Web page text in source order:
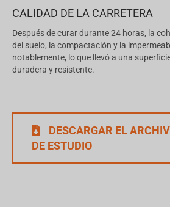
CALIDAD DE LA CARRETERA
Después de curar durante 24 horas, la
del suelo, la compactación y la
notablemente, lo que llevó a una
duradera y resistente.
DESCARGAR EL
DE ESTUDIO